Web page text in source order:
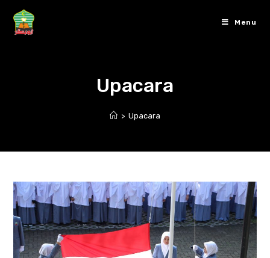
content
Menu
Upacara
> Upacara